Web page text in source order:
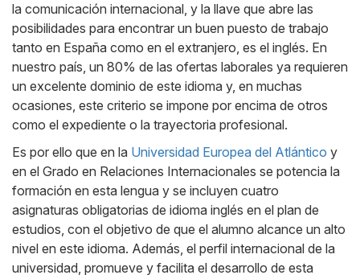
Cuerpo
la comunicación internacional, y la llave que abre las
posibilidades para encontrar un buen puesto de trabajo
tanto en España como en el extranjero, es el inglés. En
nuestro país, un 80% de las ofertas laborales ya requieren
un excelente dominio de este idioma y, en muchas
ocasiones, este criterio se impone por encima de otros
como el expediente o la trayectoria profesional.
Es por ello que en la Universidad Europea del Atlántico y
en el Grado en Relaciones Internacionales se potencia la
formación en esta lengua y se incluyen cuatro
asignaturas obligatorias de idioma inglés en el plan de
estudios, con el objetivo de que el alumno alcance un alto
nivel en este idioma. Además, el perfil internacional de la
universidad, promueve y facilita el desarrollo de esta